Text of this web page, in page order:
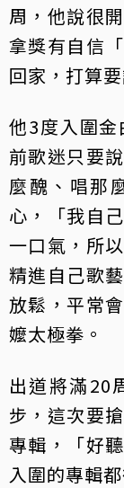
周，他說很
拿獎有自信
回家，打算
他3度入圍
前歌迷只要
麼醜、唱那
心，「我自
一口氣，所
精進自己歌
放鬆，平常
嬤太極拳。
出道將滿20
步，這次要
專輯，「好
入圍的專輯